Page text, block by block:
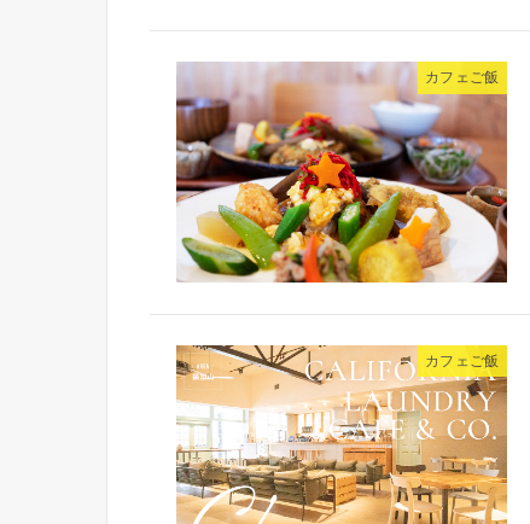
カフェご飯
カフェご飯